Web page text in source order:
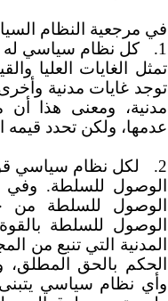
في مرجعية النظام
1.
كل نظام سياسي له
تمثل الغايات العليا
توجد غايات مدنية
مدنية، ومعنى هذا أن
عدمها، ولكن تحدد قيمه
2.
لكل نظام سياسي
الوصول للسلطة. وفي
الوصول للسلطة من
الوصول للسلطة
المدنية التي تنبع من
الحكم بالحق المطلق،
وأي نظام سياسي